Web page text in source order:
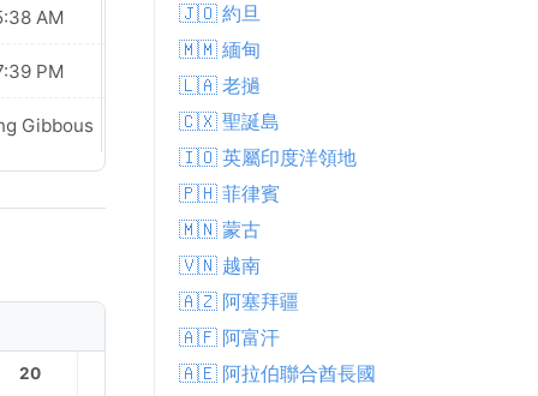
AM
PM
Gibbous
05:39 AM
07:38 PM
Last Quarter
20 22 23
🇯🇴 約旦
🇲🇲 緬甸
🇱🇦 老撾
🇨🇽 聖誕島
🇮🇴 英屬印度洋領地
🇵🇭 菲律賓
🇲🇳 蒙古
🇻🇳 越南
🇦🇿 阿塞拜疆
🇦🇫 阿富汗
🇦🇪 阿拉伯聯合酋長國